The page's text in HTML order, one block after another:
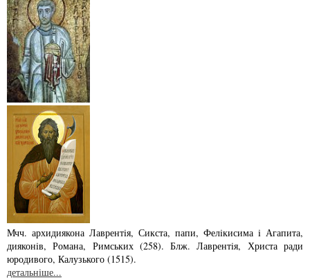
Мчч. архидиякона Лаврентiя, Сикста, папи, Фелiкисима i Агапита,
дияконiв, Ро­­мана, Римських (258). Блж. Лаврентiя, Христа ради
юродивого, Калузького (1515).
детальніше...